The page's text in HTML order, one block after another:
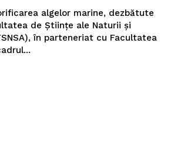
algelor marine, dezbătute
în parteneriat cu Facultatea